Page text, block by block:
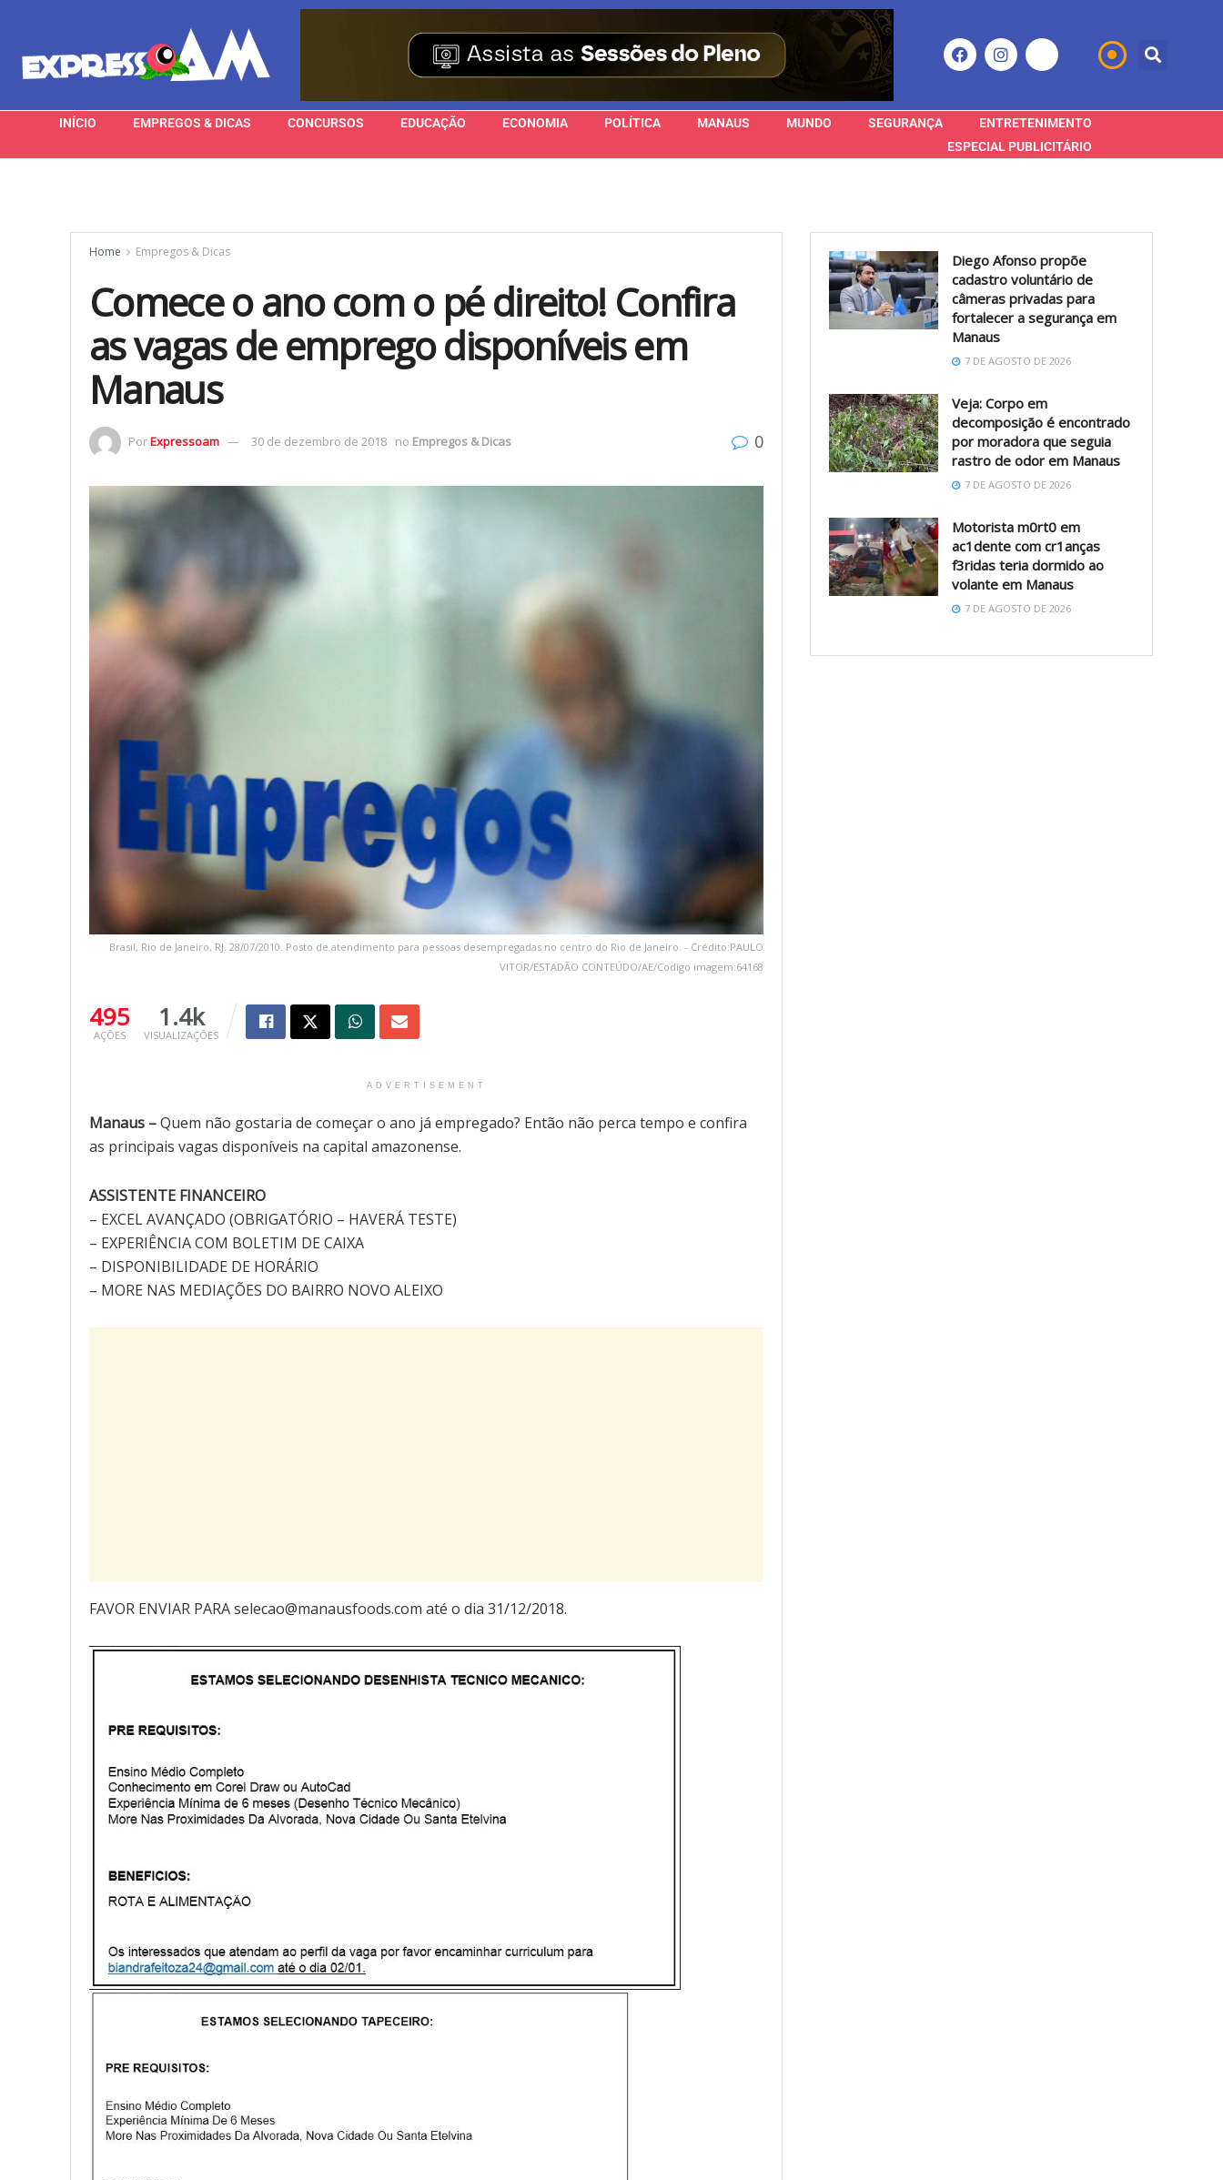
INÍCIO EMPREGOS & DICAS CONCURSOS EDUCAÇÃO ECONOMIA POLÍTICA MANAUS MUNDO SEGURANÇA
ENTRETENIMENTO
ESPECIAL PUBLICITÁRIO
Home Empregos & Dicas
Comece o ano com o pé direito! Confira
as vagas de emprego disponíveis em
Manaus
PorExpressoam 30 de dezembro de 2018 no Empregos & Dicas 0
Brasil, Rio de Janeiro, RJ. 28/07/2010. Posto de atendimento para pessoas desempregadas no centro do Rio de Janeiro. - Crédito:PAULO
VITOR/ESTADÃO CONTEÚDO/AE/Codigo imagem:64168
495
AÇÕES
1.4k
VISUALIZAÇÕES
ADVERTISEMENT
Manaus –Quem não gostaria de começar o ano já empregado? Então não perca tempo e confira
as principais vagas disponíveis na capital amazonense.
ASSISTENTE FINANCEIRO
– EXCEL AVANÇADO (OBRIGATÓRIO – HAVERÁ TESTE)
– EXPERIÊNCIA COM BOLETIM DE CAIXA
– DISPONIBILIDADE DE HORÁRIO
– MORE NAS MEDIAÇÕES DO BAIRRO NOVO ALEIXO
FAVOR ENVIAR PARA selecao@manausfoods.com até o dia 31/12/2018.
Diego Afonso propõe
cadastro voluntário de
câmeras privadas para
fortalecer a segurança em
Manaus
7 DE AGOSTO DE 2026
Veja: Corpo em
decomposição é encontrado
por moradora que seguia
rastro de odor em Manaus
7 DE AGOSTO DE 2026
Motorista m0rt0 em
ac1dente com cr1anças
f3ridas teria dormido ao
volante em Manaus
7 DE AGOSTO DE 2026